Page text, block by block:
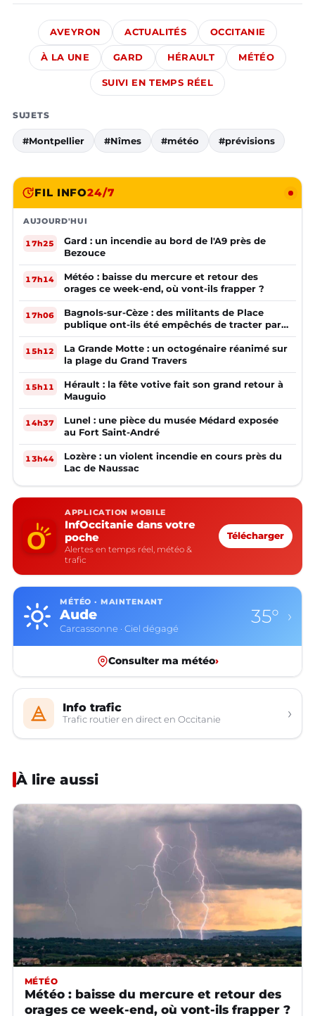
AVEYRON ACTUALITÉS OCCITANIE
À LA UNE GARD HÉRAULT MÉTÉO
SUIVI EN TEMPS RÉEL
SUJETS
#Montpellier #Nîmes #météo #prévisions
FIL INFO24/7
AUJOURD'HUI
17h25
Gard : un incendie au bord de l'A9 près de
Bezouce
17h14
Météo : baisse du mercure et retour des
orages ce week-end, où vont-ils frapper ?
17h06
Bagnols-sur-Cèze : des militants de Place
publique ont-ils été empêchés de tracter par
la mairie ?
15h12
La Grande Motte : un octogénaire réanimé sur
la plage du Grand Travers
15h11
Hérault : la fête votive fait son grand retour à
Mauguio
14h37
Lunel : une pièce du musée Médard exposée
au Fort Saint-André
13h44
Lozère : un violent incendie en cours près du
Lac de Naussac
APPLICATION MOBILE
InfOccitanie dans votre
poche
Alertes en temps réel, météo &
trafic
Télécharger
MÉTÉO · MAINTENANT
Aude
Carcassonne · Ciel dégagé
35° ›
Consulter ma météo›
Info trafic
Trafic routier en direct en Occitanie ›
À lire aussi
MÉTÉO
Météo : baisse du mercure et retour des
orages ce week-end, où vont-ils frapper ?